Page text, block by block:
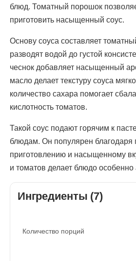
блюд. Томатный порошок
приготовить насыщенный соус.
Основу соуса составляет
разводят водой до густой
чеснок добавляет насыщенный
масло делает текстуру соуса
количество сахара помогает
кислотность томатов.
Такой соус подают горячим к
блюдам. Он популярен благодаря
приготовлению и насыщенному
и томатов делает блюдо
Ингредиенты (7)
Количество порций